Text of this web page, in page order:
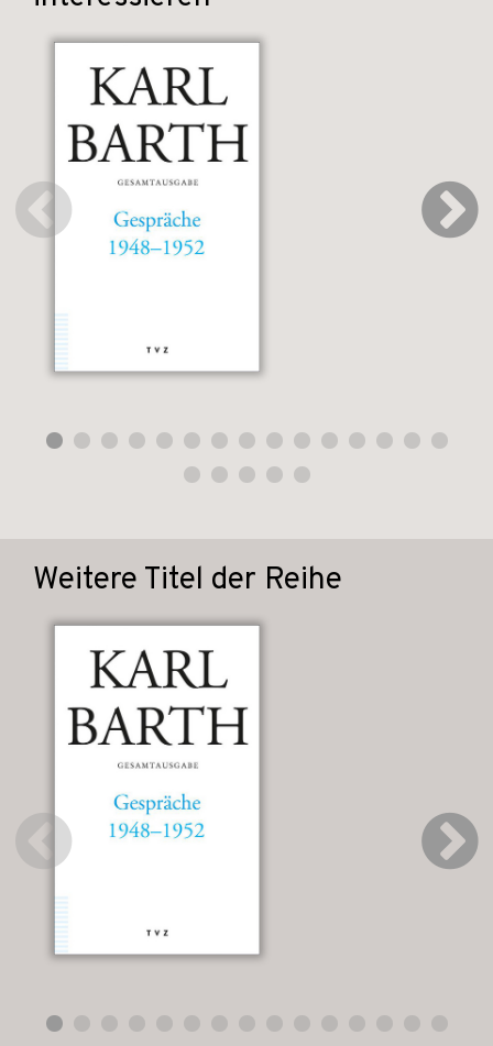
Weitere Titel der Reihe